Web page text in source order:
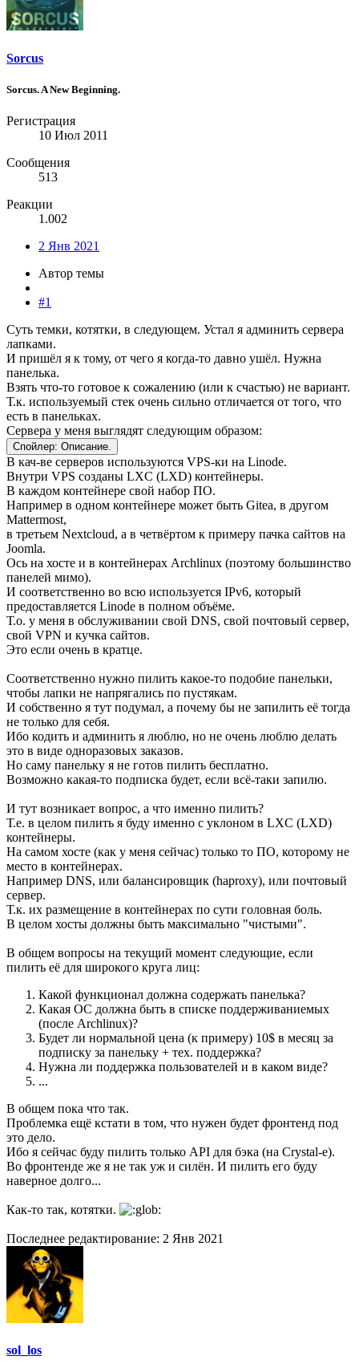
Sorcus
Sorcus. A New Beginning.
Регистрация
10 Июл 2011
Сообщения
513
Реакции
1.002
2 Янв 2021
Автор темы
#1
Суть темки, котятки, в следующем. Устал я админить сервера
лапками.
И пришёл я к тому, от чего я когда-то давно ушёл. Нужна
панелька.
Взять что-то готовое к сожалению (или к счастью) не вариант.
Т.к. используемый стек очень сильно отличается от того, что
есть в панельках.
Сервера у меня выглядят следующим образом:
Спойлер: Описание.
В кач-ве серверов используются VPS-ки на Linode.
Внутри VPS созданы LXC (LXD) контейнеры.
В каждом контейнере свой набор ПО.
Например в одном контейнере может быть Gitea, в другом
Mattermost,
в третьем Nextcloud, а в четвёртом к примеру пачка сайтов на
Joomla.
Ось на хосте и в контейнерах Archlinux (поэтому большинство
панелей мимо).
И соответственно во всю используется IPv6, который
предоставляется Linode в полном объёме.
Т.о. у меня в обслуживании свой DNS, свой почтовый сервер,
свой VPN и кучка сайтов.
Это если очень в кратце.
Соответственно нужно пилить какое-то подобие панельки,
чтобы лапки не напрягались по пустякам.
И собственно я тут подумал, а почему бы не запилить её тогда
не только для себя.
Ибо кодить и админить я люблю, но не очень люблю делать
это в виде одноразовых заказов.
Но саму панельку я не готов пилить бесплатно.
Возможно какая-то подписка будет, если всё-таки запилю.
И тут возникает вопрос, а что именно пилить?
Т.е. в целом пилить я буду именно с уклоном в LXC (LXD)
контейнеры.
На самом хосте (как у меня сейчас) только то ПО, которому не
место в контейнерах.
Например DNS, или балансировщик (haproxy), или почтовый
сервер.
Т.к. их размещение в контейнерах по сути головная боль.
В целом хосты должны быть максимально "чистыми".
В общем вопросы на текущий момент следующие, если
пилить её для широкого круга лиц:
Какой функционал должна содержать панелька?
Какая ОС должна быть в списке поддерживаниемых
(после Archlinux)?
Будет ли нормальной цена (к примеру) 10$ в месяц за
подписку за панельку + тех. поддержка?
Нужна ли поддержка пользователей и в каком виде?
...
В общем пока что так.
Проблемка ещё кстати в том, что нужен будет фронтенд под
это дело.
Ибо я сейчас буду пилить только API для бэка (на Crystal-е).
Во фронтенде же я не так уж и силён. И пилить его буду
наверное долго...
Как-то так, котятки.
Последнее редактирование: 2 Янв 2021
sol_los